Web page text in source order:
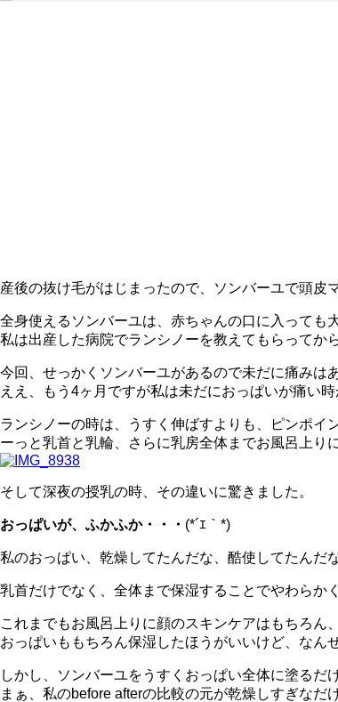
産後の抜け毛がはじまったので、ソンバーユで頭皮
全身使えるソンバーユは、赤ちゃんの口に入っても
私は出産した病院でランシノーを教えてもらってか
今回、せっかくソンバーユがあるので未だに痛みは
ええ、もう4ヶ月ですが私は未だにおっぱいが痛い時
ランシノーの時は、うすく伸ばすよりも、ピンポイ
ーっと乳首と乳輪、さらに乳房全体までお風呂上り
そして深夜の授乳の時、その違いに驚きました。
おっぱいが、ふかふか・・・ (*´ｴ｀*)
私のおっぱい、乾燥してたんだな、酷使してたんだ
乳首だけでなく、全体まで保湿することでやわらか
これまでもお風呂上りに顔のスキンケアはもちろん
おっぱいももちろん保湿したほうがいいけど、なん
しかし、ソンバーユをうすくおっぱい全体に塗るだ
まぁ、私のbefore afterの比較の元が乾燥しすぎなだ